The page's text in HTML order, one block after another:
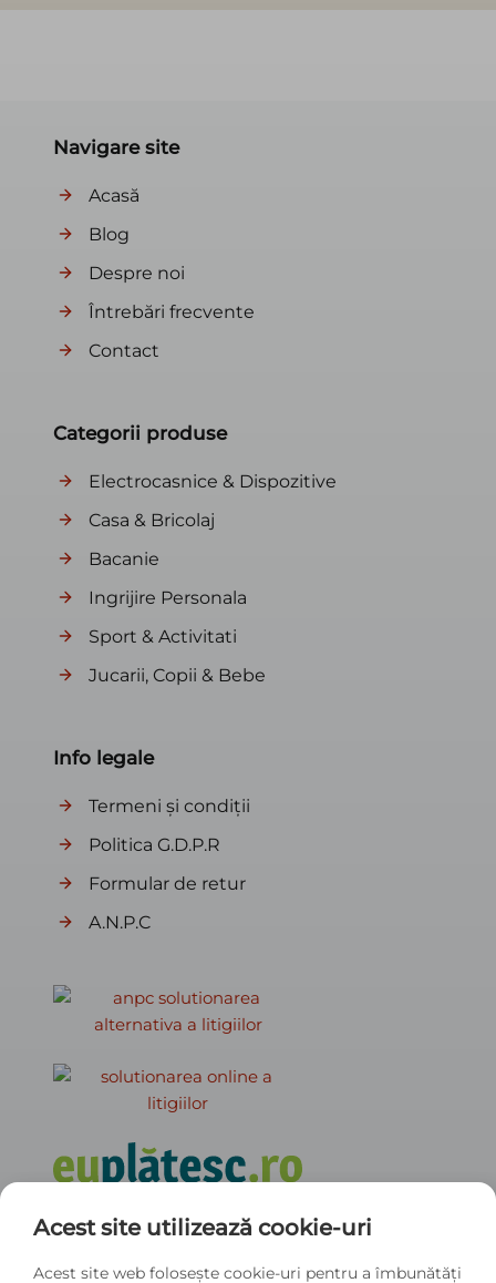
Navigare site
Acasă
Blog
Despre noi
Întrebări frecvente
Contact
Categorii produse
Electrocasnice & Dispozitive
Casa & Bricolaj
Bacanie
Ingrijire Personala
Sport & Activitati
Jucarii, Copii & Bebe
Info legale
Termeni și condiții
Politica G.D.P.R
Formular de retur
A.N.P.C
Info contact
+0763451921
Acest site utilizează cookie-uri
Acest site web folosește cookie-uri pentru a îmbunătăți